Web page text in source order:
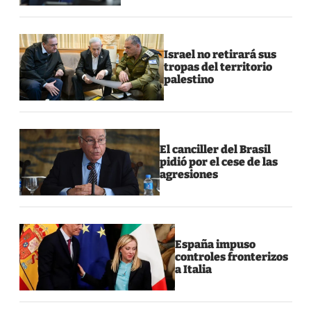
Israel no retirará sus
tropas del territorio
palestino
El canciller del Brasil
pidió por el cese de las
agresiones
España impuso
controles fronterizos
a Italia